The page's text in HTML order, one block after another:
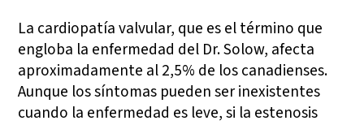
La cardiopatía valvular, que es el término que
engloba la enfermedad del Dr. Solow, afecta
aproximadamente al 2,5% de los canadienses.
Aunque los síntomas pueden ser inexistentes
cuando la enfermedad es leve, si la estenosis